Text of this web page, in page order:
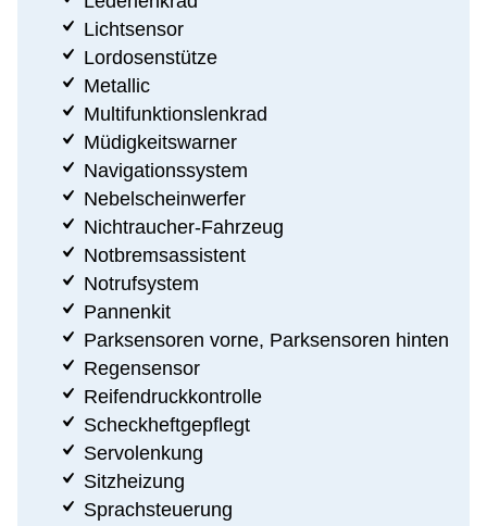
Lichtsensor
Lordosenstütze
Metallic
Multifunktionslenkrad
Müdigkeitswarner
Navigationssystem
Nebelscheinwerfer
Nichtraucher-Fahrzeug
Notbremsassistent
Notrufsystem
Pannenkit
Parksensoren vorne, Parksensoren hinten
Regensensor
Reifendruckkontrolle
Scheckheftgepflegt
Servolenkung
Sitzheizung
Sprachsteuerung